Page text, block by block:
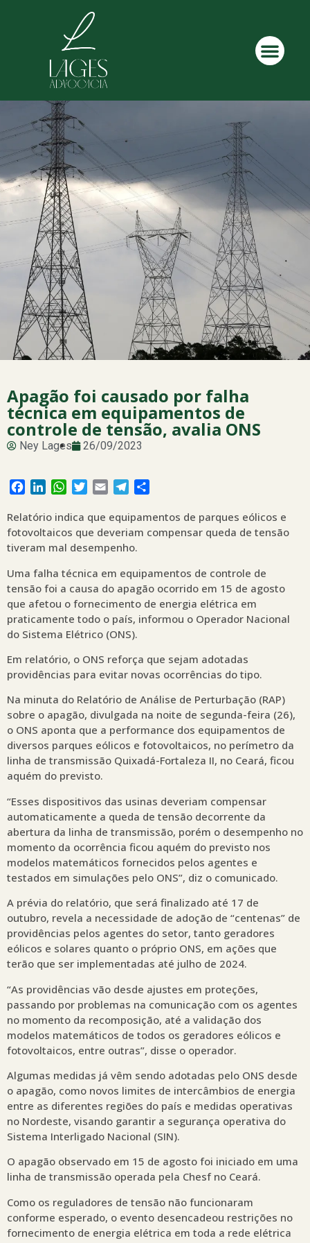
Apagão foi causado por falha
técnica em equipamentos de
controle de tensão, avalia ONS
Ney Lages 26/09/2023
Facebook
LinkedInWhatsApp
Twitter
Email Telegram
Relatório indica que equipamentos de parques eólicos e
fotovoltaicos que deveriam compensar queda de tensão
tiveram mal desempenho.
Uma falha técnica em equipamentos de controle de
tensão foi a causa do apagão ocorrido em 15 de agosto
que afetou o fornecimento de energia elétrica em
praticamente todo o país, informou o Operador Nacional
do Sistema Elétrico (ONS).
Em relatório, o ONS reforça que sejam adotadas
providências para evitar novas ocorrências do tipo.
Na minuta do Relatório de Análise de Perturbação (RAP)
sobre o apagão, divulgada na noite de segunda-feira (26),
o ONS aponta que a performance dos equipamentos de
diversos parques eólicos e fotovoltaicos, no perímetro da
linha de transmissão Quixadá-Fortaleza II, no Ceará, ficou
aquém do previsto.
“Esses dispositivos das usinas deveriam compensar
automaticamente a queda de tensão decorrente da
abertura da linha de transmissão, porém o desempenho no
momento da ocorrência ficou aquém do previsto nos
modelos matemáticos fornecidos pelos agentes e
testados em simulações pelo ONS”, diz o comunicado.
A prévia do relatório, que será finalizado até 17 de
outubro, revela a necessidade de adoção de “centenas” de
providências pelos agentes do setor, tanto geradores
eólicos e solares quanto o próprio ONS, em ações que
terão que ser implementadas até julho de 2024.
“As providências vão desde ajustes em proteções,
passando por problemas na comunicação com os agentes
no momento da recomposição, até a validação dos
modelos matemáticos de todos os geradores eólicos e
fotovoltaicos, entre outras”, disse o operador.
Algumas medidas já vêm sendo adotadas pelo ONS desde
o apagão, como novos limites de intercâmbios de energia
entre as diferentes regiões do país e medidas operativas
no Nordeste, visando garantir a segurança operativa do
Sistema Interligado Nacional (SIN).
O apagão observado em 15 de agosto foi iniciado em uma
linha de transmissão operada pela Chesf no Ceará.
Como os reguladores de tensão não funcionaram
conforme esperado, o evento desencadeou restrições no
fornecimento de energia elétrica em toda a rede elétrica